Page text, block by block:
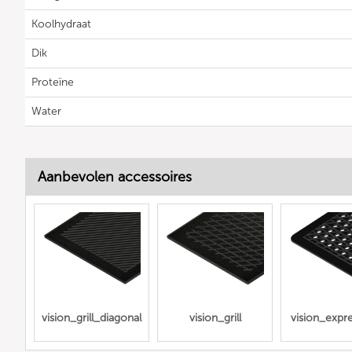
Koolhydraat
Dik
Proteïne
Water
Aanbevolen accessoires
vision_grill_diagonal vision_grill